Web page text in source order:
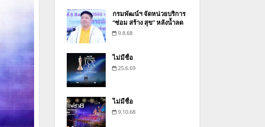
กรมพัฒน์ฯ จัดหน่วยบริการ
“ซ่อม สร้าง สุข” หลังน้ำลด
9.8.68
ไม่มีชื่อ
25.6.69
ไม่มีชื่อ
9.10.68